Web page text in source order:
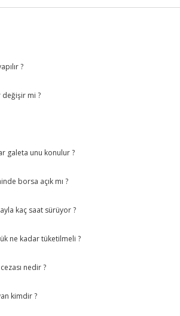
?
değişir mi ?
galeta unu konulur ?
borsa açık mı ?
kaç saat sürüyor ?
ne kadar tüketilmeli ?
nedir ?
kimdir ?